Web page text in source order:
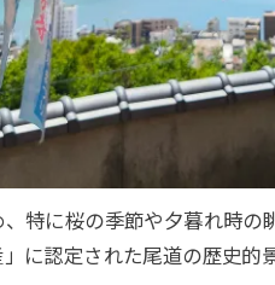
特に桜の季節や夕暮れ時
に認定された尾道の歴史的